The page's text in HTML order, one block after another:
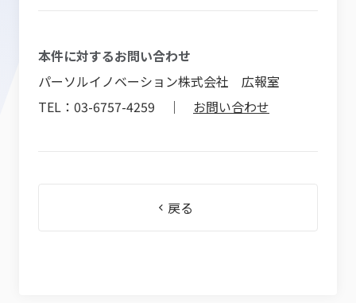
本件に対するお問い合わせ
パーソルイノベーション株式会社 広報室
TEL：03-6757-4259 ｜ お問い合わせ
戻る